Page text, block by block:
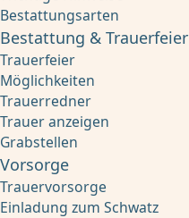
Bestattungsarten
Bestattung & Trauerfeier
Trauerfeier
Möglichkeiten
Trauerredner
Trauer anzeigen
Grabstellen
Vorsorge
Trauervorsorge
Einladung zum Schwatz